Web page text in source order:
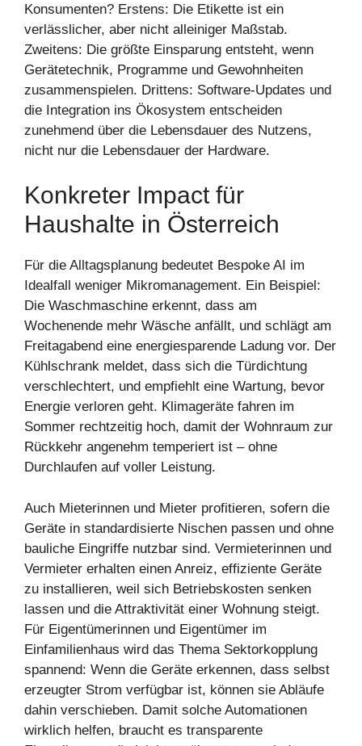
Konsumenten? Erstens: Die Etikette ist ein
verlässlicher, aber nicht alleiniger Maßstab.
Zweitens: Die größte Einsparung entsteht, wenn
Gerätetechnik, Programme und Gewohnheiten
zusammenspielen. Drittens: Software-Updates und
die Integration ins Ökosystem entscheiden
zunehmend über die Lebensdauer des Nutzens,
nicht nur die Lebensdauer der Hardware.
Konkreter Impact für
Haushalte in Österreich
Für die Alltagsplanung bedeutet Bespoke AI im
Idealfall weniger Mikromanagement. Ein Beispiel:
Die Waschmaschine erkennt, dass am
Wochenende mehr Wäsche anfällt, und schlägt am
Freitagabend eine energiesparende Ladung vor. Der
Kühlschrank meldet, dass sich die Türdichtung
verschlechtert, und empfiehlt eine Wartung, bevor
Energie verloren geht. Klimageräte fahren im
Sommer rechtzeitig hoch, damit der Wohnraum zur
Rückkehr angenehm temperiert ist – ohne
Durchlaufen auf voller Leistung.
Auch Mieterinnen und Mieter profitieren, sofern die
Geräte in standardisierte Nischen passen und ohne
bauliche Eingriffe nutzbar sind. Vermieterinnen und
Vermieter erhalten einen Anreiz, effiziente Geräte
zu installieren, weil sich Betriebskosten senken
lassen und die Attraktivität einer Wohnung steigt.
Für Eigentümerinnen und Eigentümer im
Einfamilienhaus wird das Thema Sektorkopplung
spannend: Wenn die Geräte erkennen, dass selbst
erzeugter Strom verfügbar ist, können sie Abläufe
dahin verschieben. Damit solche Automationen
wirklich helfen, braucht es transparente